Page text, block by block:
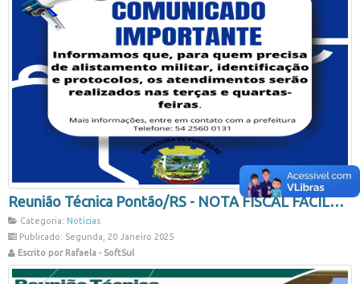
Reunião Técnica Pontão/RS - NOTA FISCAL FÁCIL
Categoria: Notícias
Publicado: Segunda, 20 Janeiro 2025
Escrito por Rafaela - SoftSul